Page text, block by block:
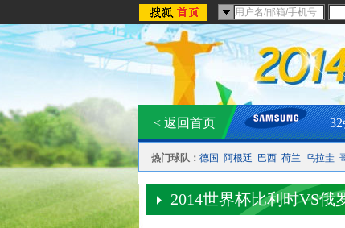
< 返回首页
热门球队： 德国 阿根廷 巴西 荷兰 乌拉圭
2014世界杯比利时VS俄